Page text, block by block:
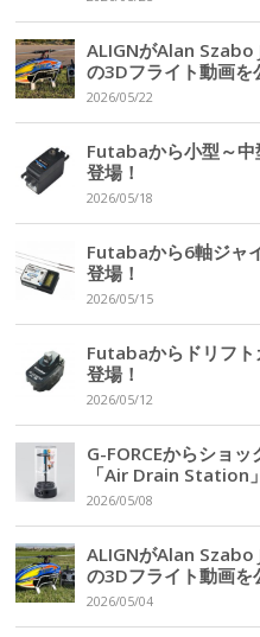
ALIGNがAlan Szabo
の3Dフライト動画を
2026/05/22
Futabaから小型～
登場！
2026/05/18
Futabaから6軸ジャ
登場！
2026/05/15
Futabaからドリフト
登場！
2026/05/12
G-FORCEからショ
「Air Drain Station
2026/05/08
ALIGNがAlan Szabo
の3Dフライト動画を
2026/05/04